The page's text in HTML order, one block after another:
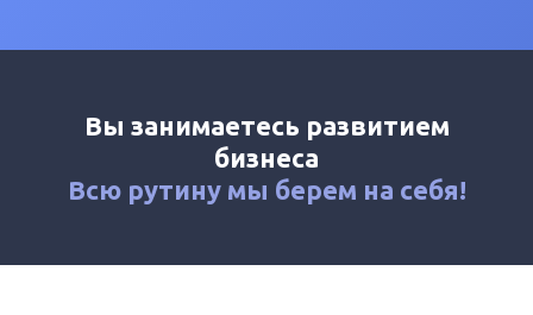
Контакты
Москва +7 (495) 161-03-01
Серпухов +7 (800) 333-23-72
Вы занимаетесь развитием
бизнеса
Всю рутину мы берем на себя!